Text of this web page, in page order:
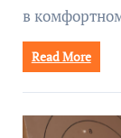
в
Read More